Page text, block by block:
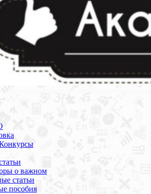
ОГЭ, ВПР, МЦКО, СтатГрад, КДР, ВОШ,
о важном
статьи
пособия